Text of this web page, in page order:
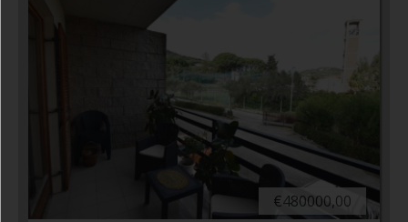
€480000,00